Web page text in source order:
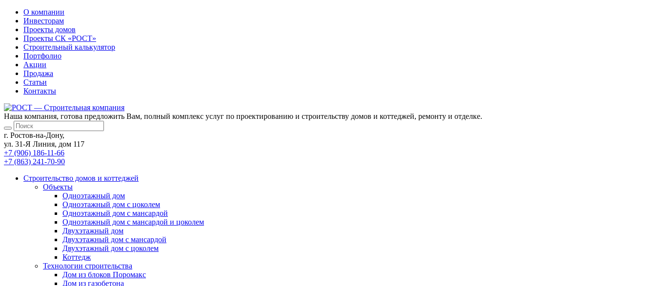
О компании
Инвесторам
Проекты домов
Проекты СК «РОСТ»
Строительный калькулятор
Портфолио
Акции
Продажа
Статьи
Контакты
Наша компания, готова предложить Вам, полный комплекс услуг по проектированию и строительству домов и коттеджей, ремонту и отделке.
г. Ростов-на-Дону,
ул. 31-Я Линия, дом 117
+7 (906) 186-11-66
+7 (863) 241-70-90
Cтроительство домов и коттеджей
Объекты
Одноэтажный дом
Одноэтажный дом с цоколем
Одноэтажный дом с мансардой
Одноэтажный дом с мансардой и цоколем
Двухэтажный дом
Двухэтажный дом с мансардой
Двухэтажный дом с цоколем
Коттедж
Технологии строительства
Дом из блоков Поромакс
Дом из газобетона